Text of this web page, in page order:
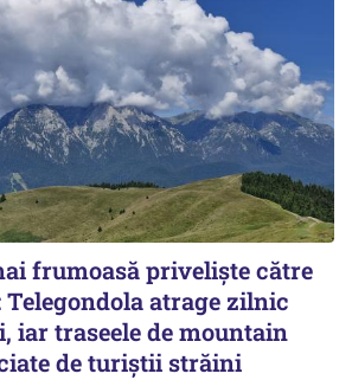
frumoasă priveliște către
atrage zilnic
iar traseele de mountain
de turiștii străini